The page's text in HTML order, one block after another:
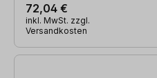
72,04 €
inkl. MwSt. zzgl.
Versandkosten